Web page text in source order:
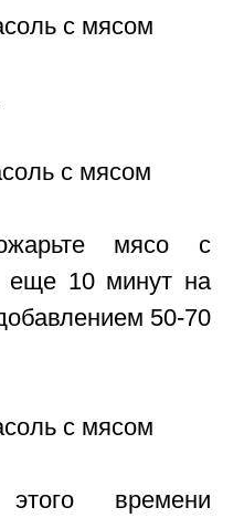
мясо с
еще 10 минут на
50-70
времени